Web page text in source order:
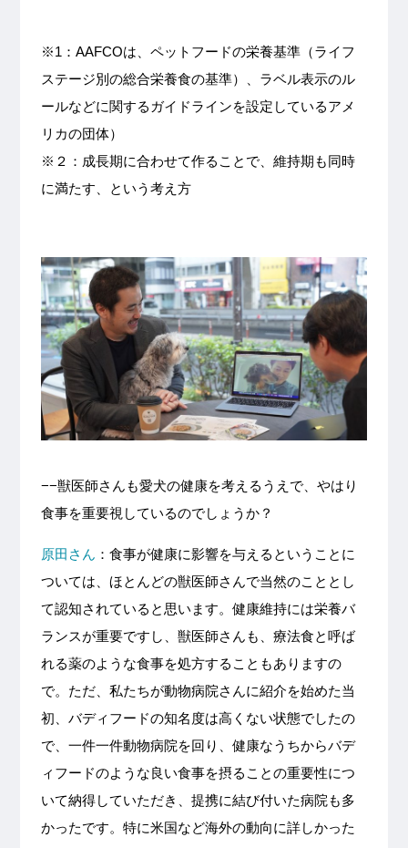
※1：AAFCOは、ペットフードの栄養基準（ライフ
ステージ別の総合栄養食の基準）、ラベル表示のル
ールなどに関するガイドラインを設定しているアメ
リカの団体）
※２：成長期に合わせて作ることで、維持期も同時
に満たす、という考え方
−−獣医師さんも愛犬の健康を考えるうえで、やはり
食事を重要視しているのでしょうか？
原田さん ：食事が健康に影響を与えるということに
ついては、ほとんどの獣医師さんで当然のこととし
て認知されていると思います。健康維持には栄養バ
ランスが重要ですし、獣医師さんも、療法食と呼ば
れる薬のような食事を処方することもありますの
で。ただ、私たちが動物病院さんに紹介を始めた当
初、バディフードの知名度は高くない状態でしたの
で、一件一件動物病院を回り、健康なうちからバデ
ィフードのような良い食事を摂ることの重要性につ
いて納得していただき、提携に結び付いた病院も多
かったです。特に米国など海外の動向に詳しかった